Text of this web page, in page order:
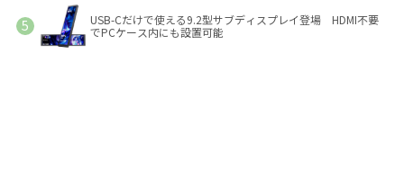
USB-Cだけで使える9.2型サブディスプレイ登場 HDMI不要
でPCケース内にも設置可能